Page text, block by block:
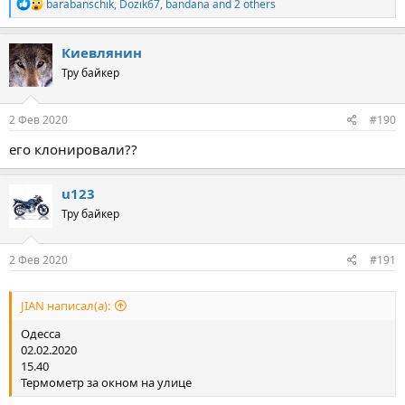
e
a
c
t
i
o
n
s
barabanschik, Dozik67, bandana and 2 others
Киевлянин
Тру байкер
2 Фев 2020 #190
его клонировали??
u123
Тру байкер
2 Фев 2020 #191
JIAN написал(а):
Одесса
02.02.2020
15.40
Термометр за окном на улице